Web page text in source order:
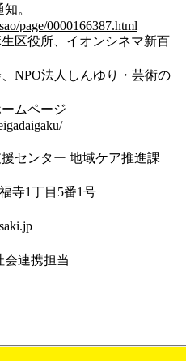
。
page/0000166387.html
区役所、イオンシネマ新百
NPO法人しんゆり・芸術の
ムページ
センター 地域ケア推進課
寺1丁目5番1号
連携担当